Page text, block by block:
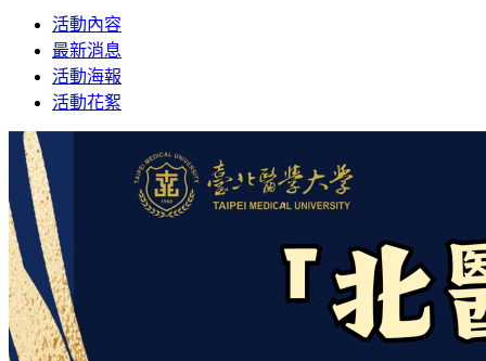
Toggle
navigation
活動內容
最新消息
活動海報
活動花絮